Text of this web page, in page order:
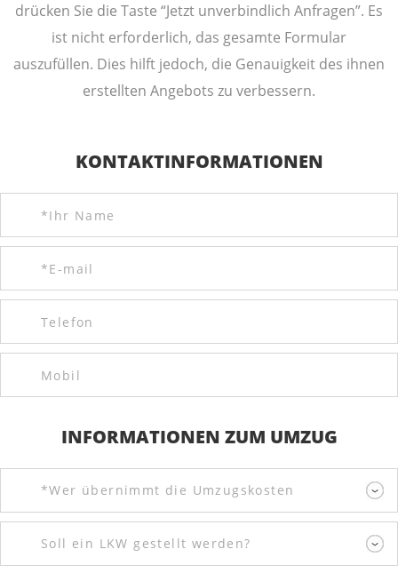
drücken Sie die Taste “Jetzt unverbindlich Anfragen”. Es
ist nicht erforderlich, das gesamte Formular
auszufüllen. Dies hilft jedoch, die Genauigkeit des ihnen
erstellten Angebots zu verbessern.
KONTAKTINFORMATIONEN
INFORMATIONEN ZUM UMZUG